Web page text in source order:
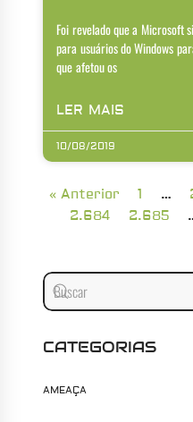
Foi revelado que a Microsoft
para usuários do Windows
que afetou os
LER MAIS
10/08/2019
« Anterior 1 …
2.684
2.685
CATEGORIAS
AMEAÇA